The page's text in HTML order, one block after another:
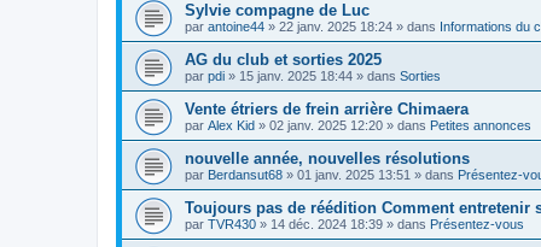
Sylvie compagne de Luc
par antoine44 » 22 janv. 2025 18:24 » dans Informations du
AG du club et sorties 2025
par pdi » 15 janv. 2025 18:44 » dans Sorties
Vente étriers de frein arrière Chimaera
par Alex Kid » 02 janv. 2025 12:20 » dans Petites annonces
nouvelle année, nouvelles résolutions
par Berdansut68 » 01 janv. 2025 13:51 » dans Présentez-
Toujours pas de réédition Comment entretenir
par TVR430 » 14 déc. 2024 18:39 » dans Présentez-vous